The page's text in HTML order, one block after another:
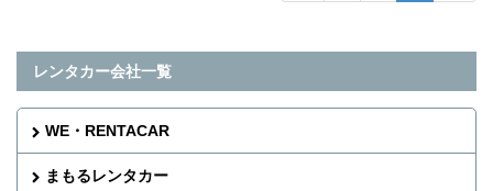
レンタカー会社一覧
WE・RENTACAR
まもるレンタカー